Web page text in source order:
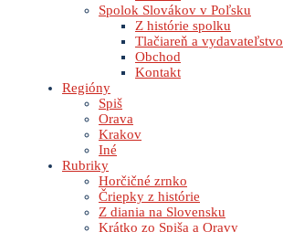
Spolok Slovákov v Poľsku
Z histórie spolku
Tlačiareň a vydavateľstvo
Obchod
Kontakt
Regióny
Spiš
Orava
Krakov
Iné
Rubriky
Horčičné zrnko
Čriepky z histórie
Z diania na Slovensku
Krátko zo Spiša a Oravy